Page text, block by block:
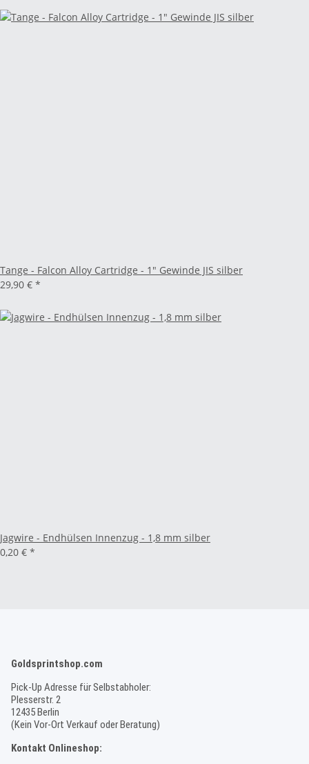
Tange - Falcon Alloy Cartridge - 1" Gewinde JIS silber
29,90 € *
Jagwire - Endhülsen Innenzug - 1,8 mm silber
0,20 € *
Goldsprintshop.com
Pick-Up Adresse für Selbstabholer:
Plesserstr. 2
12435 Berlin
(Kein Vor-Ort Verkauf oder Beratung)
Kontakt Onlineshop: